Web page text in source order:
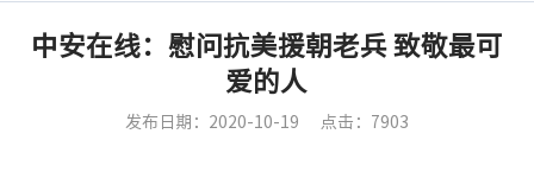
中安在线：慰问抗美援朝老兵 致敬最可
爱的人
发布日期：2020-10-19 点击：7903